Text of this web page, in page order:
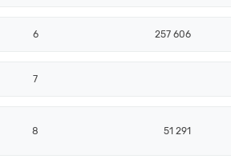
6 257 606
7
8 51 291